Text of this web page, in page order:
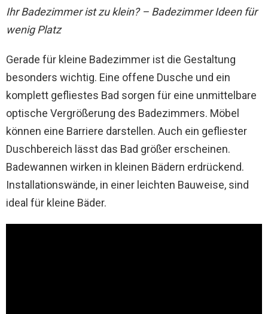
Ihr Badezimmer ist zu klein? – Badezimmer Ideen für
wenig Platz
Gerade für kleine Badezimmer ist die Gestaltung
besonders wichtig. Eine offene Dusche und ein
komplett gefliestes Bad sorgen für eine unmittelbare
optische Vergrößerung des Badezimmers. Möbel
können eine Barriere darstellen. Auch ein gefliester
Duschbereich lässt das Bad größer erscheinen.
Badewannen wirken in kleinen Bädern erdrückend.
Installationswände, in einer leichten Bauweise, sind
ideal für kleine Bäder.